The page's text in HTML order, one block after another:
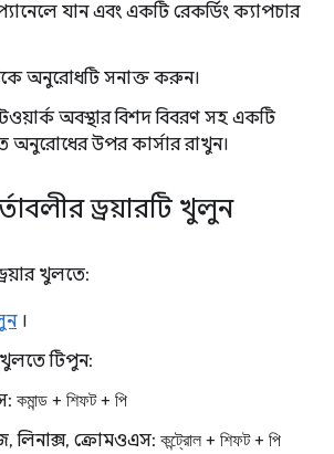
যান এবং একটি রেকর্ডিং ক্যাপচার
অনুরোধটি সনাক্ত করুন।
অবস্থার বিশদ বিবরণ সহ একটি
অনুরোধের উপর কার্সার রাখুন।
ড্রয়ারটি খুলুন
খুলতে:
।
টিপুন:
কমান্ড + শিফট+ পি
লিনাক্স, ক্রোমওএস: কন্ট্রোল + শিফট+ পি